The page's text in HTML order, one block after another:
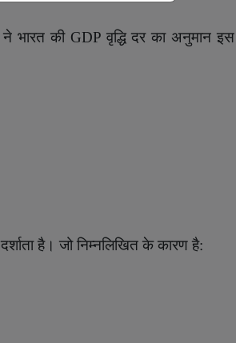
भारत की GDP वृद्धि दर का अनुमान इस
है। जो निम्नलिखित के कारण है: